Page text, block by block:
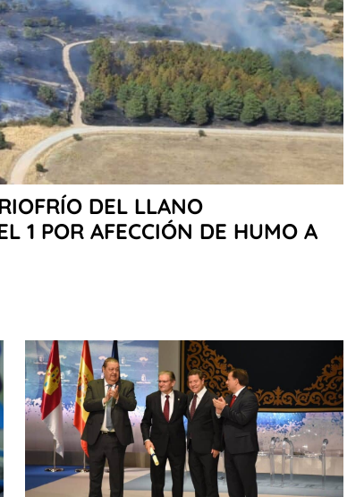
DEL LLANO
1 POR AFECCIÓN DE HUMO A